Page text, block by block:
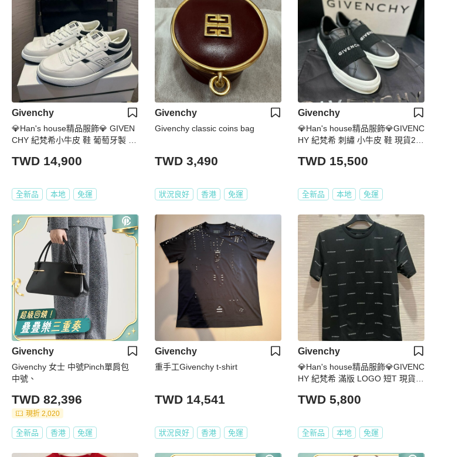
Givenchy
💎Han's house精品服飾💎 GIVEN
CHY 紀梵希小牛皮 鞋 葡萄牙製 現
TWD 14,900
全新品 本地 免運
Givenchy
Givenchy classic coins bag
TWD 3,490
狀況良好 香港 免運
Givenchy
💎Han's house精品服飾💎GIVENC
HY 紀梵希 刺繡 小牛皮 鞋 現貨28
TWD 15,500
全新品 本地 免運
Givenchy
Givenchy 女士 中號Pinch單肩包
中號、
TWD 82,396
現折 2,020
全新品 香港 免運
Givenchy
重手工Givenchy t-shirt
TWD 14,541
狀況良好 香港 免運
Givenchy
💎Han's house精品服飾💎GIVENC
HY 紀梵希 滿版 LOGO 短T 現貨
TWD 5,800
全新品 本地 免運